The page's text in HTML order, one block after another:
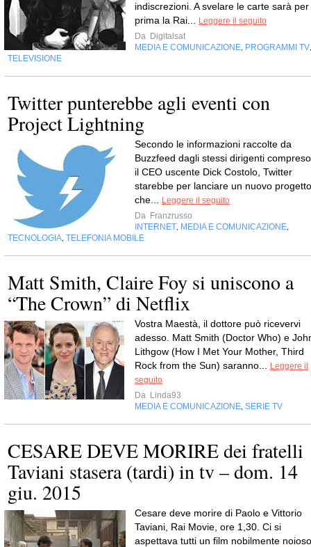
indiscrezioni. A svelare le carte sarà per
prima la Rai...
Leggere il seguito
Da Digitalsat
MEDIA E COMUNICAZIONE PROGRAMMI TV
TELEVISIONE
Twitter punterebbe agli eventi con
Project Lightning
Secondo le informazioni raccolte da
Buzzfeed dagli stessi dirigenti compreso
il CEO uscente Dick Costolo, Twitter
starebbe per lanciare un nuovo progetto
che...
Leggere il seguito
Da Franzrusso
INTERNET MEDIA E COMUNICAZIONE
TECNOLOGIA TELEFONIA MOBILE
Matt Smith, Claire Foy si uniscono a
“The Crown” di Netflix
Vostra Maestà, il dottore può ricevervi
adesso. Matt Smith (Doctor Who) e
Lithgow (How I Met Your Mother, Third
Rock from the Sun) saranno...
Leggere il
seguito
Da Linda93
MEDIA E COMUNICAZIONE SERIE TV
CESARE DEVE MORIRE dei fratelli
Taviani stasera (tardi) in tv – dom. 14
giu. 2015
Cesare deve morire di Paolo e Vittorio
Taviani, Rai Movie, ore 1,30. Ci si
aspettava tutti un film nobilmente noioso